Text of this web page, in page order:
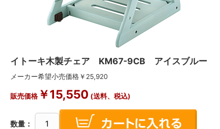
イトーキ木製チェア KM67-9CB アイスブルー
メーカー希望小売価格￥25,920
販売価格￥15,550 (送料、税込)
数量：